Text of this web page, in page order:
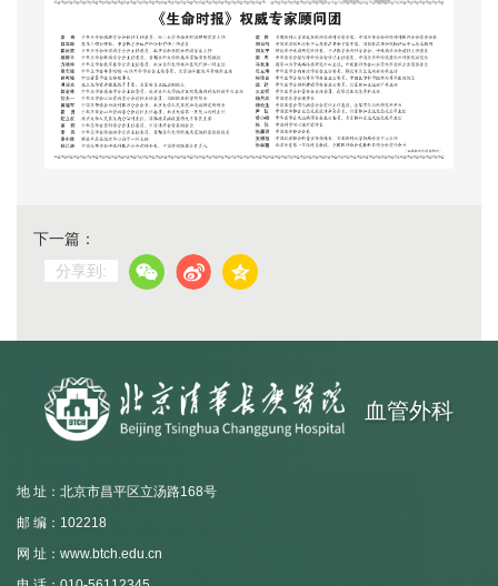
下一篇：
分享到:
血管外科
地 址：北京市昌平区立汤路168号
邮 编：102218
网 址：www.btch.edu.cn